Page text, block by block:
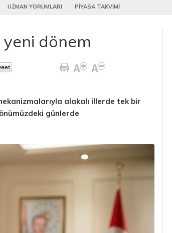
UZMAN YORUMLARI PİYASA TAKVİMİ
dönem
alakalı illerde tek bir
günlerde